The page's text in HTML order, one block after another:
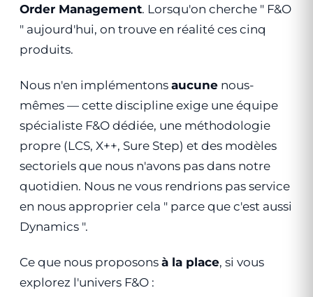
Order Management. Lorsqu'on cherche " F&O
" aujourd'hui, on trouve en réalité ces cinq
produits.
Nous n'en implémentons aucune nous-
mêmes — cette discipline exige une équipe
spécialiste F&O dédiée, une méthodologie
propre (LCS, X++, Sure Step) et des modèles
sectoriels que nous n'avons pas dans notre
quotidien. Nous ne vous rendrions pas service
en nous approprier cela " parce que c'est aussi
Dynamics ".
Ce que nous proposons à la place, si vous
explorez l'univers F&O :